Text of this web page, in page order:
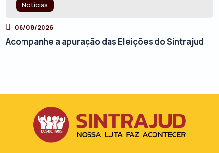
Notícias
06/08/2026
Acompanhe a apuração das Eleições do Sintrajud